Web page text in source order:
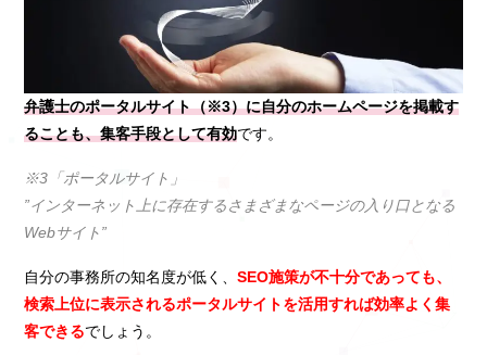
弁護士のポータルサイト（※3）に自分のホームページを掲載す
ることも、集客手段として有効です。
※3「ポータルサイト」
”インターネット上に存在するさまざまなページの入り口となる
Webサイト”
自分の事務所の知名度が低く、SEO施策が不十分であっても、
検索上位に表示されるポータルサイトを活用すれば効率よく集
客できるでしょう。